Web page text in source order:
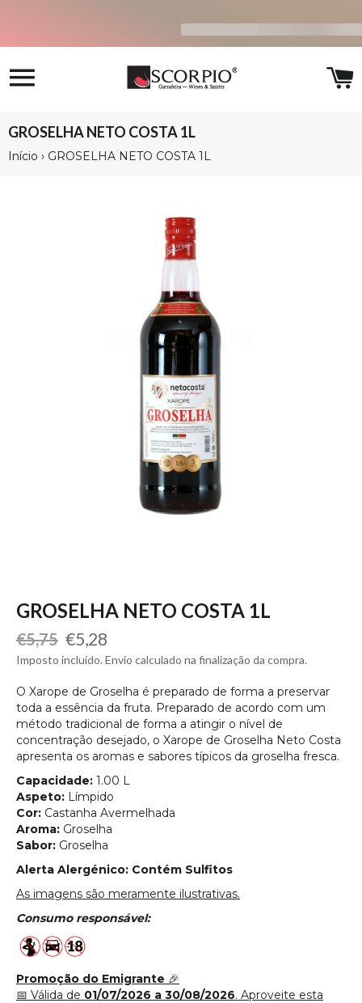
GROSELHA NETO COSTA 1L
Início › GROSELHA NETO COSTA 1L
GROSELHA NETO COSTA 1L
Preço
normal
€5,75 Preço
de
€5,28
Imposto incluído. Envio calculado na finalização da compra.
O Xarope de Groselha é preparado de forma a preservar
toda a essência da fruta. Preparado de acordo com um
método tradicional de forma a atingir o nível de
concentração desejado, o Xarope de Groselha Neto Costa
apresenta os aromas e sabores típicos da groselha fresca.
Capacidade: 1.00 L
Aspeto: Límpido
Cor: Castanha Avermelhada
Aroma: Groselha
Sabor: Groselha
Alerta Alergénico: Contém Sulfitos
As imagens são meramente ilustrativas.
Consumo responsável:
Promoção do Emigrante 🎉
📅 Válida de 01/07/2026 a 30/08/2026. Aproveite esta